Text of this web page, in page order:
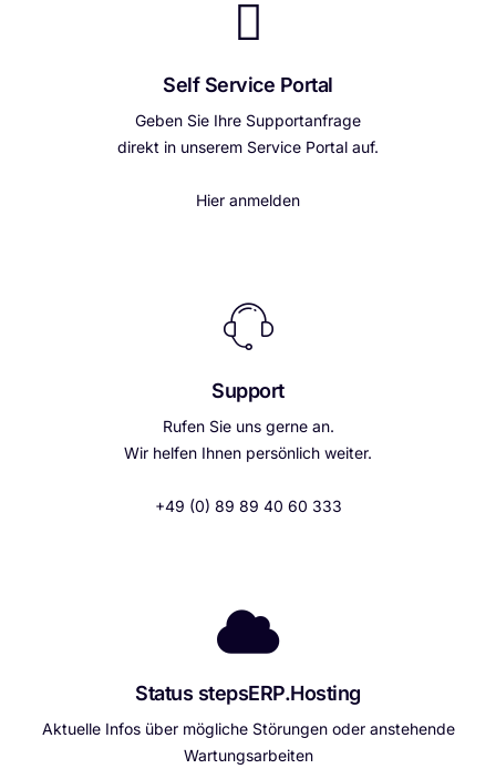
Self Service Portal
Geben Sie Ihre Supportanfrage
direkt in unserem Service Portal auf.
Hier anmelden
Support
Rufen Sie uns gerne an.
Wir helfen Ihnen persönlich weiter.
+49 (0) 89 89 40 60 333
Status stepsERP.Hosting
Aktuelle Infos über mögliche Störungen oder anstehende
Wartungsarbeiten